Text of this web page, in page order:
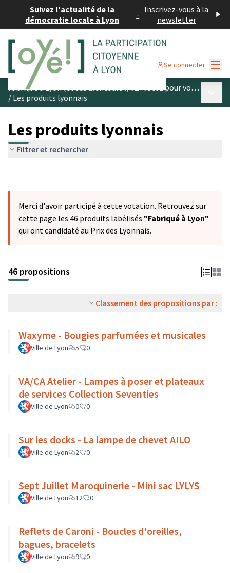
Suivez l'actualité de la
démocratie locale à Lyon
- Inscrivez-vous à la
newsletter
Se connecter
Fabriqué à Lyon (et ses alentours !) #2 : votez pour vos produits préférés
/ Les produits lyonnais
Les produits lyonnais
Filtrer et rechercher
Merci d'avoir participé à cette votation. Retrouvez sur
cette page les 46 produits labélisés "Fabriqué à Lyon"
qui ont candidaté au Prix des Lyonnais.
46 propositions
Classement des propositions par :
Waxyme - Bougies parfumées et musicales
Ville de Lyon 5 0
VA/CA Atelier - Lampes à poser et plateaux
de services Collection Seventies
Ville de Lyon 0 0
Sur les docks - La lampe de chevet AILO
Ville de Lyon 2 0
Sept Juillet Maroquinerie - Mini sac LYLYS
Ville de Lyon 12 0
Reflets de Caroni - Boucles d'oreilles,
bagues, bracelets
Ville de Lyon 9 0